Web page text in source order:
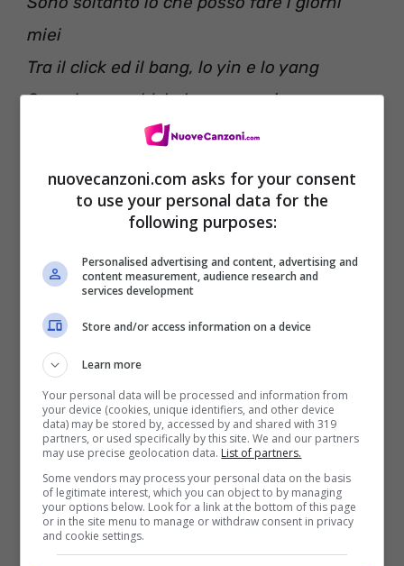
miei
Tra il click ed il bang, lo yin e lo yang
Sono troppo old, baby, per morire young
Ho le rime infinite
Nella city tu hai sete
Hai l’un per cento probabilità di diventare
un king
Milano big city of dreams
Pieni di odio come Said e Vinz
Resto G senza pause, qui non è un voucher
Un’altra chance e, fra’, non puoi rinascere
E ti tieni quello che non hai, lontano dallo
skyline
Da lei che non ti noterà mai (Mai)
E stessa trama e drama a casa di mama
nuovecanzoni.com asks for your consent
to use your personal data for the
following purposes:
Personalised advertising and content, advertising and
content measurement, audience research and
services development
Store and/or access information on a device
Learn more
Your personal data will be processed and information from
your device (cookies, unique identifiers, and other device
data) may be stored by, accessed by and shared with 319
partners, or used specifically by this site. We and our partners
may use precise geolocation data. List of partners.
Some vendors may process your personal data on the basis
of legitimate interest, which you can object to by managing
your options below. Look for a link at the bottom of this page
or in the site menu to manage or withdraw consent in privacy
and cookie settings.